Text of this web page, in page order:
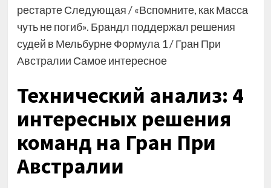
рестарте Следующая / «Вспомните, как Масса
чуть не погиб». Брандл поддержал решения
судей в Мельбурне Формула 1 / Гран При
Австралии Самое интересное
Технический анализ: 4
интересных решения
команд на Гран При
Австралии